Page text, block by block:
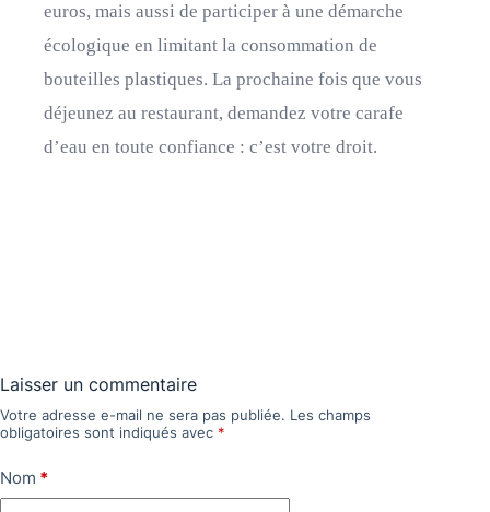
euros, mais aussi de participer à une démarche
écologique en limitant la consommation de
bouteilles plastiques. La prochaine fois que vous
déjeunez au restaurant, demandez votre carafe
d’eau en toute confiance : c’est votre droit.
Laisser un commentaire
Votre adresse e-mail ne sera pas publiée. Les champs
obligatoires sont indiqués avec *
Nom *